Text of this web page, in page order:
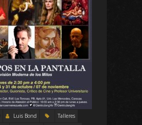
Luis Bond
Talleres